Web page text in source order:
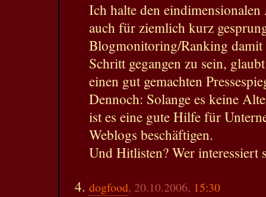
Ich halte den
auch für ziemlich kurz
Blogmonitoring/Ranking damit
Schritt gegangen zu sein,
einen gut gemachten
Dennoch: Solange es keine
ist es eine gute Hilfe für
Weblogs beschäftigen.
Und Hitlisten? Wer interessiert
dogfood, 20.10.2006, 15:30